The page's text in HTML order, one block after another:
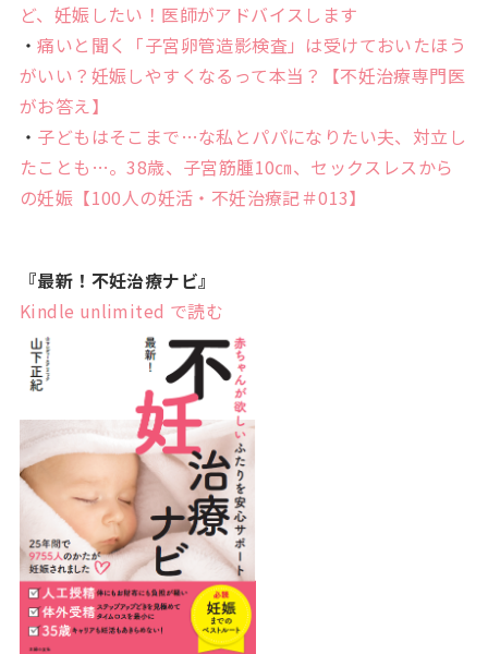
ど、妊娠したい！医師がアドバイスします
・痛いと聞く「子宮卵管造影検査」は受けておいたほう
がいい？妊娠しやすくなるって本当？【不妊治療専門医
がお答え】
・ 子どもはそこまで…な私とパパになりたい夫、対立し
たことも…。38歳、子宮筋腫10㎝、セックスレスから
の妊娠【100人の妊活・不妊治療記＃013】
『最新！不妊治療ナビ』
Kindle unlimited で読む